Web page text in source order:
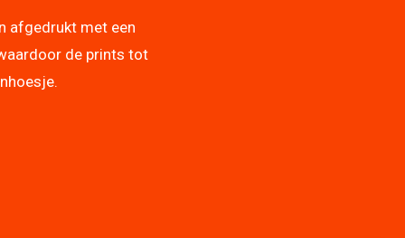
afgedrukt met een
de prints tot